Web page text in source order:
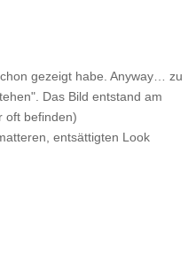
gezeigt habe. Anyway… zu
Das Bild entstand am
oft befinden)
entsättigten Look